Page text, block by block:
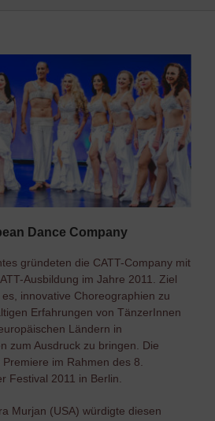
Dance Company
gründeten die CATT-Company mit
Ausbildung im Jahre 2011. Ziel
innovative Choreographien zu
Erfahrungen von TänzerInnen
Ländern in
zum Ausdruck zu bringen. Die
im Rahmen des 8.
Festival 2011 in Berlin.
Murjan (USA) würdigte diesen